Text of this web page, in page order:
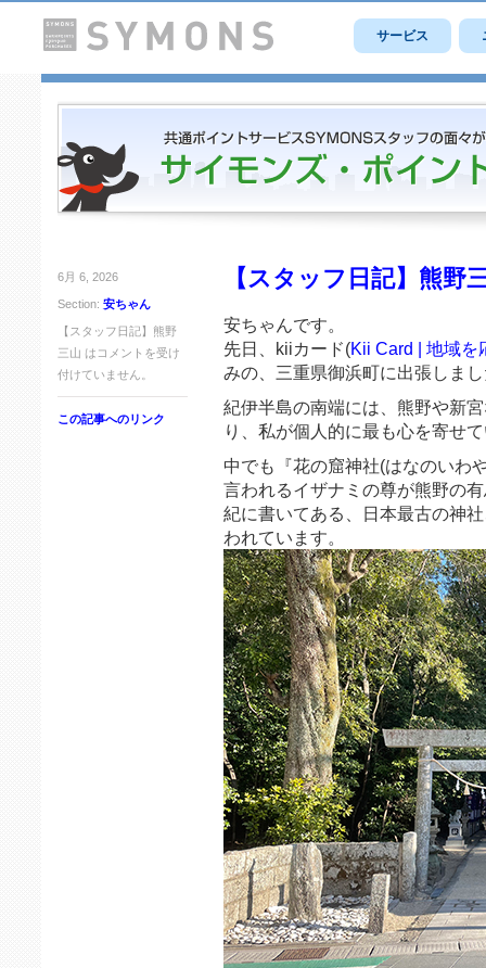
サービス
6月 6, 2026
Section: 安ちゃん
【スタッフ日記】熊野
三山 は コメントを受け
付けていません。
この記事へのリンク
【スタッフ日記】熊野
安ちゃんです。
先日、kiiカード(Kii Card | 地域を
みの、三重県御浜町に出張しま
紀伊半島の南端には、熊野や新
り、私が個人的に最も心を寄せ
中でも『花の窟神社(はなのいわ
言われるイザナミの尊が熊野の
紀に書いてある、日本最古の神
われています。